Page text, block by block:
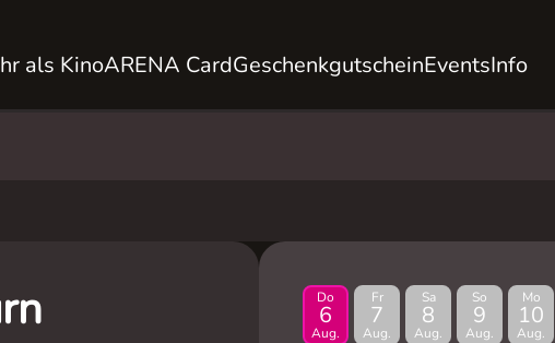
als KinoARENA CardGeschenkgutscheinEventsInfo
Do
6
Aug.
Fr
7
Aug.
Sa
8
Aug.
So
9
Aug.
Mo
10
Aug.